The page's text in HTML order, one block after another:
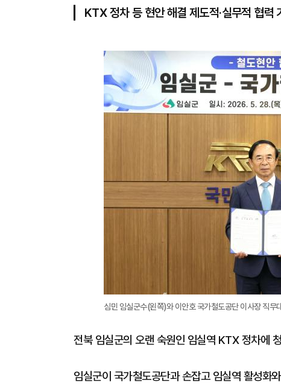
KTX 정차 등 현안 해결 제도적·실무적 협력
심민 임실군수(왼쪽)와 이안호 국가철도공단 이사장 직
전북 임실군의 오랜 숙원인 임실역 KTX 정차에
임실군이 국가철도공단과 손잡고 임실역 활성화